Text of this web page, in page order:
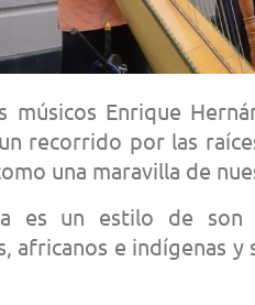
músicos Enrique
recorrido por las
una maravilla de
es un estilo de son
africanos e indígenas